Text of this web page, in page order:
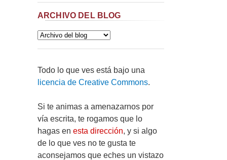
ARCHIVO DEL BLOG
Todo lo que ves está bajo una
licencia de Creative Commons.
Si te animas a amenazarnos por
vía escrita, te rogamos que lo
hagas en esta dirección, y si algo
de lo que ves no te gusta te
aconsejamos que eches un vistazo